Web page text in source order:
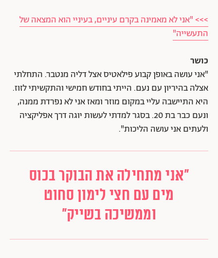
>>> "אני לא מאמינה בקרם עיניים, בעיניי הוא המצאה של
התעשייה"
כושר
"אני עושה באופן קבוע פילאטיס אצל דליה מנטבר. התחלתי
אצלה בהיריון עם נעם. הייתי בחודש חמישי והתקשיתי לזוז.
היא התיישבה עליי במקום מוזר ומאז אני לא נפרדת ממנה,
ונעם כבר בת 20. בסגר למדתי לעשות יוגה דרך אפליקציה
ולעתים אני עושה הליכות".
"אני מתחילה את הבוקר בכוס
מים עם חצי לימון סחוט
וממשיכה בשייק"